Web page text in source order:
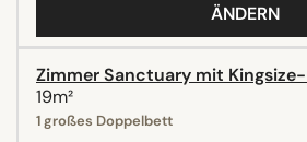
ÄNDERN
Zimmer Sanctuary mit
19m²
1 großes Doppelbett